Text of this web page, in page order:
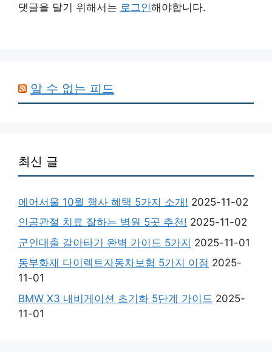
댓글을 달기 위해서는 로그인해야합니다.
알 수 없는 피드
최신 글
에어서울 10월 행사 혜택 5가지 소개! 2025-11-02
인공관절 치료 잘하는 병원 5곳 추천! 2025-11-02
군인대출 갈아타기 완벽 가이드 5가지 2025-11-01
동부화재 다이렉트자동차보험 5가지 이점 2025-
11-01
BMW X3 내비게이션 초기화 5단계 가이드 2025-
11-01